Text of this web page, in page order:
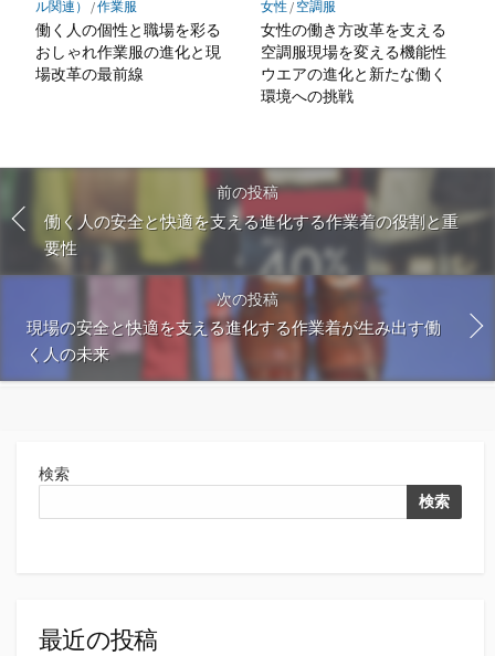
ル関連）
/作業服
働く人の個性と職場を彩る
おしゃれ作業服の進化と現
場改革の最前線
女性/ 空調服
女性の働き方改革を支える
空調服現場を変える機能性
ウエアの進化と新たな働く
環境への挑戦
前の投稿
働く人の安全と快適を支える進化する作業着の役割と重
要性
次の投稿
現場の安全と快適を支える進化する作業着が生み出す働
く人の未来
検索
検索
最近の投稿